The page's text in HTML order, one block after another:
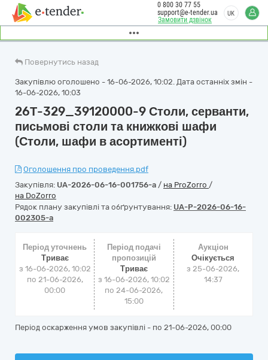
Замовити дзвінок
0 800 30 77 55
support@e-tender.ua
UK
Повернутись назад
Закупівлю оголошено - 16-06-2026, 10:02. Дата останніх змін -
16-06-2026, 10:03
26Т-329_39120000-9 Столи, серванти,
письмові столи та книжкові шафи
(Столи, шафи в асортименті)
Оголошення про проведення.pdf
Закупівля: UA-2026-06-16-001756-a / на ProZorro /
на DoZorro
Рядок плану закупівлі та обґрунтування: UA-P-2026-06-16-
002305-a
Період уточнень
Триває
з 16-06-2026, 10:02
по 21-06-2026,
00:00
Період подачі
пропозицій
Триває
з 16-06-2026, 10:02
по 24-06-2026,
15:00
Аукціон
Очікується
з25-06-2026,
14:37
Період оскарження умов закупівлі - по 21-06-2026, 00:00